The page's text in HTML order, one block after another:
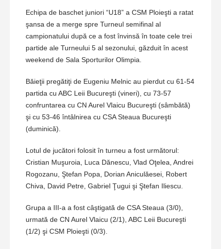
Echipa de baschet juniori “U18” a CSM Ploieşti a ratat
şansa de a merge spre Turneul semifinal al
campionatului după ce a fost învinsă în toate cele trei
partide ale Turneului 5 al sezonului, găzduit în acest
weekend de Sala Sporturilor Olimpia.
Băieţii pregătiţi de Eugeniu Melnic au pierdut cu 61-54
partida cu ABC Leii Bucureşti (vineri), cu 73-57
confruntarea cu CN Aurel Vlaicu Bucureşti (sâmbătă)
şi cu 53-46 întâlnirea cu CSA Steaua Bucureşti
(duminică).
Lotul de jucători folosit în turneu a fost următorul:
Cristian Muşuroia, Luca Dănescu, Vlad Oţelea, Andrei
Rogozanu, Ştefan Popa, Dorian Aniculăesei, Robert
Chiva, David Petre, Gabriel Ţugui şi Ştefan Iliescu.
Grupa a III-a a fost câştigată de CSA Steaua (3/0),
urmată de CN Aurel Vlaicu (2/1), ABC Leii Bucureşti
(1/2) şi CSM Ploieşti (0/3).